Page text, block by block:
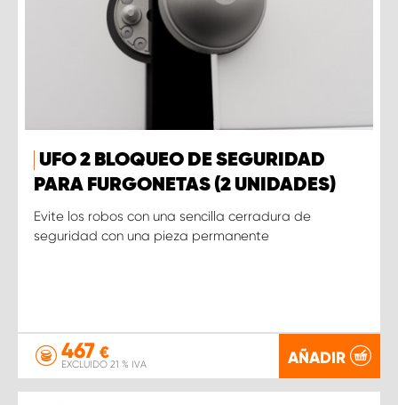
UFO 2 BLOQUEO DE SEGURIDAD
PARA FURGONETAS (2 UNIDADES)
Evite los robos con una sencilla cerradura de
seguridad con una pieza permanente
467 €
EXCLUIDO 21 % IVA AÑADIR